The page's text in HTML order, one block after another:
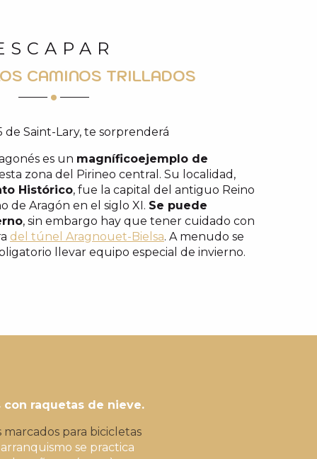
CAMINOS TRILLADOS
de Saint-Lary, te sorprenderá
es un magníficoejemplo de
zona del Pirineo central. Su localidad,
Histórico, fue la capital del antiguo Reino
de Aragón en el siglo XI. Se puede
, sin embargo hay que tener cuidado con
del túnel Aragnouet-Bielsa. A menudo se
llevar equipo especial de invierno.
raquetas de nieve.
para bicicletas
se practica